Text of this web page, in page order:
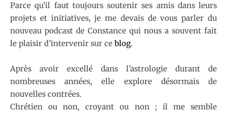
Parce qu’il faut toujours soutenir ses amis dans leurs
projets et initiatives, je me devais de vous parler du
nouveau podcast de Constance qui nous a souvent fait
le plaisir d’intervenir sur ce blog.
Après avoir excellé dans l’astrologie durant de
nombreuses années, elle explore désormais de
nouvelles contrées.
Chrétien ou non, croyant ou non ; il me semble